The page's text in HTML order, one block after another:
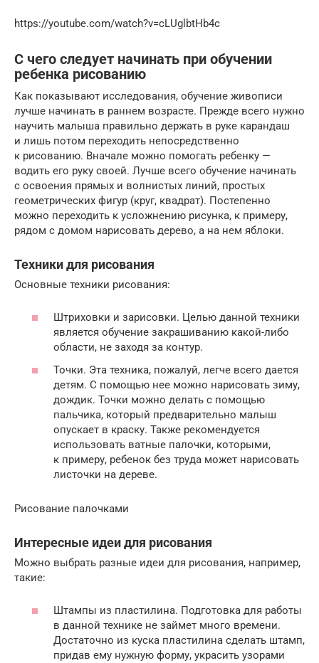
https://youtube.com/watch?v=cLUglbtHb4c
С чего следует начинать при обучении
ребенка рисованию
Как показывают исследования, обучение живописи
лучше начинать в раннем возрасте. Прежде всего нужно
научить малыша правильно держать в руке карандаш
и лишь потом переходить непосредственно
к рисованию. Вначале можно помогать ребенку —
водить его руку своей. Лучше всего обучение начинать
с освоения прямых и волнистых линий, простых
геометрических фигур (круг, квадрат). Постепенно
можно переходить к усложнению рисунка, к примеру,
рядом с домом нарисовать дерево, а на нем яблоки.
Техники для рисования
Основные техники рисования:
Штриховки и зарисовки. Целью данной техники
является обучение закрашиванию какой-либо
области, не заходя за контур.
Точки. Эта техника, пожалуй, легче всего дается
детям. С помощью нее можно нарисовать зиму,
дождик. Точки можно делать с помощью
пальчика, который предварительно малыш
опускает в краску. Также рекомендуется
использовать ватные палочки, которыми,
к примеру, ребенок без труда может нарисовать
листочки на дереве.
Рисование палочками
Интересные идеи для рисования
Можно выбрать разные идеи для рисования, например,
такие:
Штампы из пластилина. Подготовка для работы
в данной технике не займет много времени.
Достаточно из куска пластилина сделать штамп,
придав ему нужную форму, украсить узорами